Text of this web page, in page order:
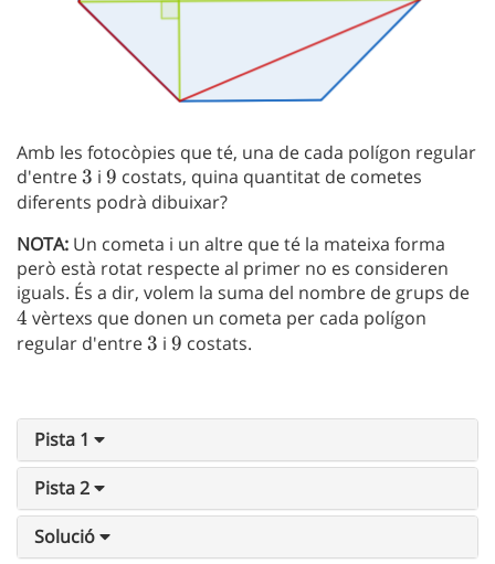
Amb les fotocòpies que té, una de cada polígon regular
d'entre3
3 i 9
9 costats, quina quantitat de cometes
diferents podrà dibuixar?
NOTA: Un cometa i un altre que té la mateixa forma
però està rotat respecte al primer no es consideren
iguals. És a dir, volem la suma del nombre de grups de
4 vèrtexs que donen un cometa per cada polígon
regular d'entre3
3 i 9
9 costats.
Pista 1
Pista 2
Solució